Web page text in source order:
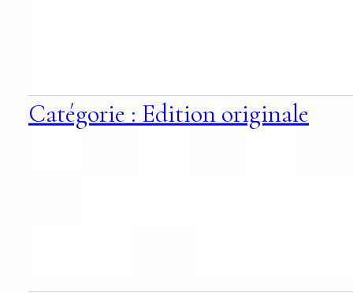
Catégorie : Edition originale